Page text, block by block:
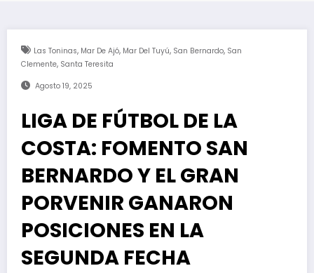
Las Toninas, Mar De Ajó, Mar Del Tuyú, San Bernardo, San
Clemente, Santa Teresita
Agosto 19, 2025
LIGA DE FÚTBOL DE LA
COSTA: FOMENTO SAN
BERNARDO Y EL GRAN
PORVENIR GANARON
POSICIONES EN LA
SEGUNDA FECHA